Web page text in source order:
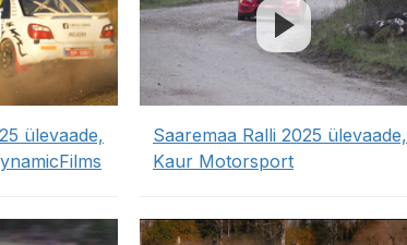
ülevaade,
Saaremaa Ralli 2025 ülevaade,
Kaur Motorsport